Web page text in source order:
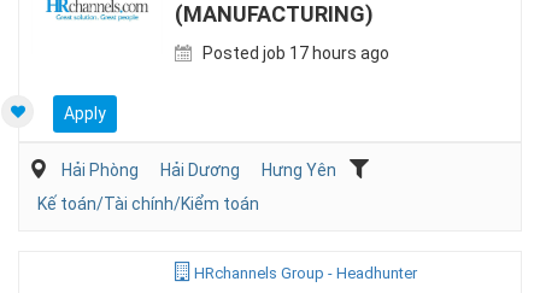
(MANUFACTURING)
Posted job 17 hours ago
Apply
Hải Phòng Hải Dương
Hưng Yên
Kế toán/Tài chính/Kiểm toán
HRchannels Group - Headhunter